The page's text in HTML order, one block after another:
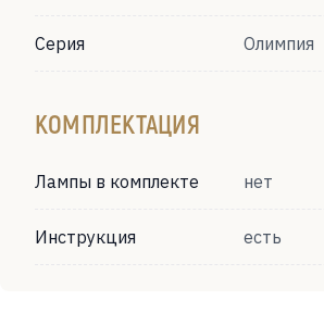
Серия Олимпия
КОМПЛЕКТАЦИЯ
Лампы в комплекте нет
Инструкция есть